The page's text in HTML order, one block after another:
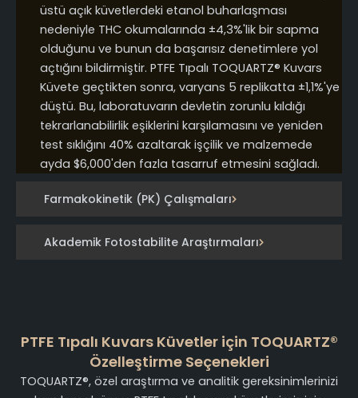
Farmakokinetik (PK) Çalışmaları
Akademik Fotostabilite Araştırmaları
üstü açık küvetlerdeki etanol buharlaşması
nedeniyle THC okumalarında ±4,3%'lik bir sapma
olduğunu ve bunun da başarısız denetimlere yol
açtığını bildirmiştir. PTFE Tıpalı TOQUARTZ® Kuvars
Küvete geçtikten sonra, varyans 5 replikatta ±1,1%'ye
düştü. Bu, laboratuvarın devletin zorunlu kıldığı
tekrarlanabilirlik eşiklerini karşılamasını ve yeniden
test sıklığını 40% azaltarak işçilik ve malzemede
ayda $6,000'den fazla tasarruf etmesini sağladı.
PTFE Tıpalı Kuvars Küvetler için TOQUARTZ®
Özelleştirme Seçenekleri
TOQUARTZ®, özel araştırma ve analitik gereksinimlerinizi